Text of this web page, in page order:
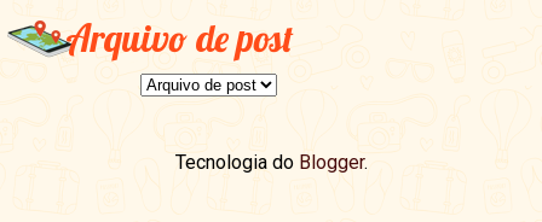
Arquivo de post
Tecnologia do Blogger.